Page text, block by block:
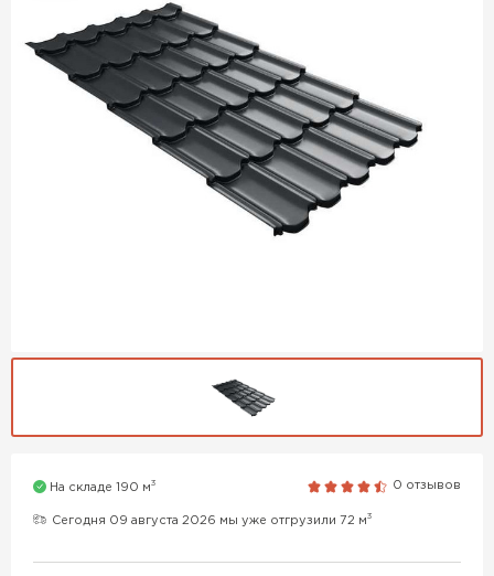
На складе 190 м3 0 отзывов
Сегодня 09 августа 2026 мы уже отгрузили 72 м3